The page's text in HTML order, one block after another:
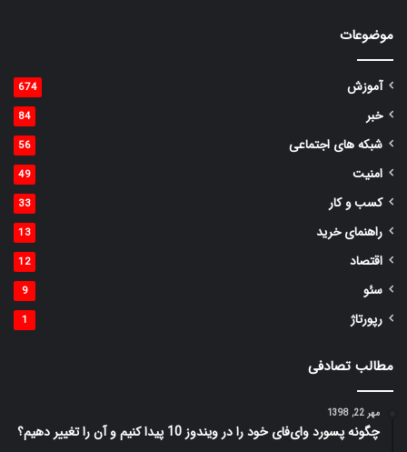
موضوعات
آموزش 674
خبر 84
شبکه های اجتماعی 56
امنیت 49
کسب و کار 33
راهنمای خرید 13
اقتصاد 12
سئو 9
رپورتاژ 1
مطالب تصادفی
مهر 22, 1398
چگونه پسورد وای‌فای‌ خود را در ویندوز 10 پیدا کنیم و آن را تغییر دهیم؟